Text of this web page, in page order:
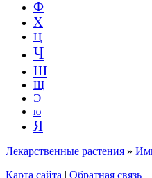
Ф
Х
Ц
Ч
Ш
Щ
Э
Ю
Я
Лекарственные растения »
Карта сайта | Обратная связь